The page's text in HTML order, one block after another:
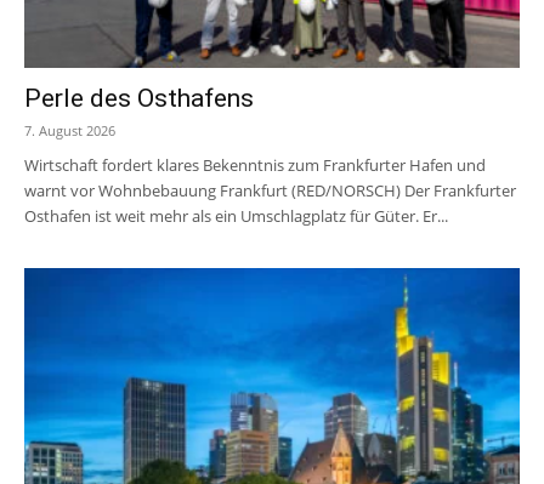
Perle des Osthafens
7. August 2026
Wirtschaft fordert klares Bekenntnis zum Frankfurter Hafen und
warnt vor Wohnbebauung Frankfurt (RED/NORSCH) Der Frankfurter
Osthafen ist weit mehr als ein Umschlagplatz für Güter. Er...